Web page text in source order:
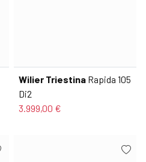
Wilier Triestina Rapida 105
Di2
3.999,00 €